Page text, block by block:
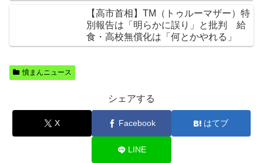
【高市首相】TM（トゥルーマザー）特
別報告は「明らかに誤り」と批判 給
食・高校無償化は「何とかやれる」
憤まんニュース
シェアする
X Facebook はてブ
LINE